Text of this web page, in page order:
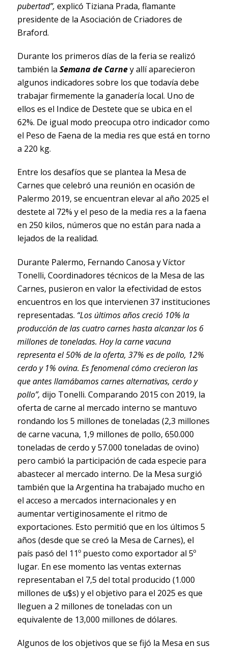
pubertad”, explicó Tiziana Prada, flamante
presidente de la Asociación de Criadores de
Braford.
Durante los primeros días de la feria se realizó
también la Semana de Carney allí aparecieron
algunos indicadores sobre los que todavía debe
trabajar firmemente la ganadería local. Uno de
ellos es el Indice de Destete que se ubica en el
62%. De igual modo preocupa otro indicador como
el Peso de Faena de la media res que está en torno
a 220 kg.
Entre los desafíos que se plantea la Mesa de
Carnes que celebró una reunión en ocasión de
Palermo 2019, se encuentran elevar al año 2025 el
destete al 72% y el peso de la media res a la faena
en 250 kilos, números que no están para nada a
lejados de la realidad.
Durante Palermo, Fernando Canosa y Víctor
Tonelli, Coordinadores técnicos de la Mesa de las
Carnes, pusieron en valor la efectividad de estos
encuentros en los que intervienen 37 instituciones
representadas. “Los últimos años creció 10% la
producción de las cuatro carnes hasta alcanzar los 6
millones de toneladas. Hoy la carne vacuna
representa el 50% de la oferta, 37% es de pollo, 12%
cerdo y 1% ovina. Es fenomenal cómo crecieron las
que antes llamábamos carnes alternativas, cerdo y
pollo”, dijo Tonelli. Comparando 2015 con 2019, la
oferta de carne al mercado interno se mantuvo
rondando los 5 millones de toneladas (2,3 millones
de carne vacuna, 1,9 millones de pollo, 650.000
toneladas de cerdo y 57.000 toneladas de ovino)
pero cambió la participación de cada especie para
abastecer al mercado interno. De la Mesa surgió
también que la Argentina ha trabajado mucho en
el acceso a mercados internacionales y en
aumentar vertiginosamente el ritmo de
exportaciones. Esto permitió que en los últimos 5
años (desde que se creó la Mesa de Carnes), el
país pasó del 11º puesto como exportador al 5º
lugar. En ese momento las ventas externas
representaban el 7,5 del total producido (1.000
millones de u$s) y el objetivo para el 2025 es que
lleguen a 2 millones de toneladas con un
equivalente de 13,000 millones de dólares.
Algunos de los objetivos que se fijó la Mesa en sus